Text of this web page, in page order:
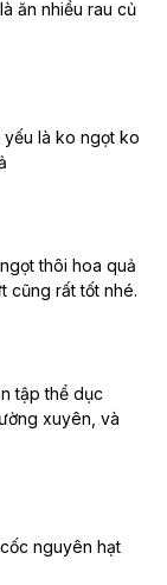
ăn nhiều rau củ
là ko ngọt ko
thôi hoa quả
cũng rất tốt nhé.
tập thể dục
xuyên, và
nguyên hạt